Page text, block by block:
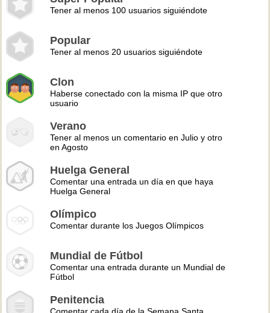
Tener al menos 100 usuarios siguiéndote
Popular
Tener al menos 20 usuarios siguiéndote
Clon
Haberse conectado con la misma IP que otro
usuario
Verano
Tener al menos un comentario en Julio y otro
en Agosto
Huelga General
Comentar una entrada un día en que haya
Huelga General
Olímpico
Comentar durante los Juegos Olímpicos
Mundial de Fútbol
Comentar una entrada durante un Mundial de
Fútbol
Penitencia